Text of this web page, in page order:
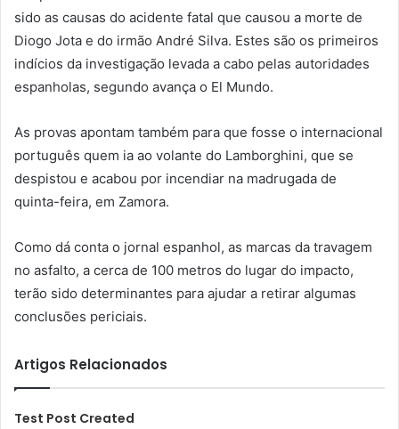
sido as causas do acidente fatal que causou a morte de
Diogo Jota e do irmão André Silva. Estes são os primeiros
indícios da investigação levada a cabo pelas autoridades
espanholas, segundo avança o El Mundo.
As provas apontam também para que fosse o internacional
português quem ia ao volante do Lamborghini, que se
despistou e acabou por incendiar na madrugada de
quinta-feira, em Zamora.
Como dá conta o jornal espanhol, as marcas da travagem
no asfalto, a cerca de 100 metros do lugar do impacto,
terão sido determinantes para ajudar a retirar algumas
conclusões periciais.
Artigos Relacionados
Test Post Created